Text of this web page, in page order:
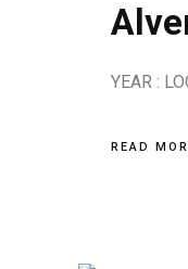
YEAR :
READ